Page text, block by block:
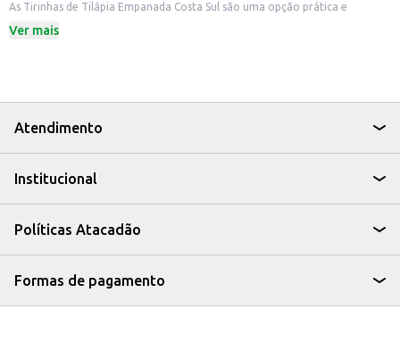
As Tirinhas de Tilápia Empanada Costa Sul são uma opção prática e
para quem procura uma alternativa deliciosa para o dia a dia, seja para
Podem ser preparadas no forno ou na fritadeira, conforme sua
preferência.
Uma alternativa para um jantar leve e rápido em casa.
Ver mais
Atendimento
Institucional
Políticas Atacadão
Formas de pagamento